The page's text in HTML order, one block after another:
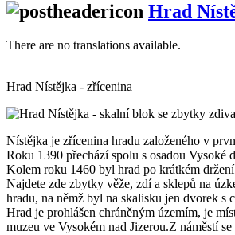
Hrad
There are no translations available.
Hrad Nístějka - zřícenina
Nístějka je zřícenina hradu založeného v
Roku 1390 přechází spolu s osadou Vysoké
Kolem roku 1460 byl hrad po krátkém
Najdete zde zbytky věže, zdí a sklepů na
hradu, na němž byl na skalisku jen dvorek s
Hrad je prohlášen chráněným územím, je
muzeu ve Vysokém nad Jizerou.Z náměstí